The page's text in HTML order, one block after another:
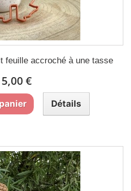
feuille accroché à une tasse
5,00 €
Détails